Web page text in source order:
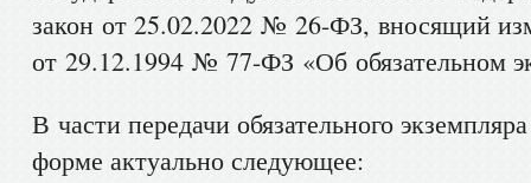
закон от 25.02.2022 № 26-ФЗ, вносящий
от 29.12.1994 № 77-ФЗ «Об обязательном
В части передачи обязательного
форме актуально следующее: